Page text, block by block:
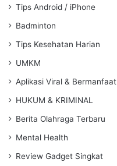
Tips Android / iPhone
Badminton
Tips Kesehatan Harian
UMKM
Aplikasi Viral & Bermanfaat
HUKUM & KRIMINAL
Berita Olahraga Terbaru
Mental Health
Review Gadget Singkat